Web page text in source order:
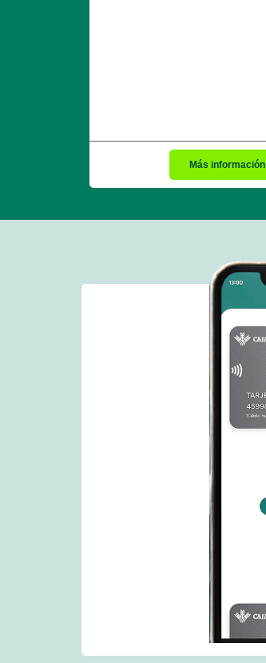
Más información